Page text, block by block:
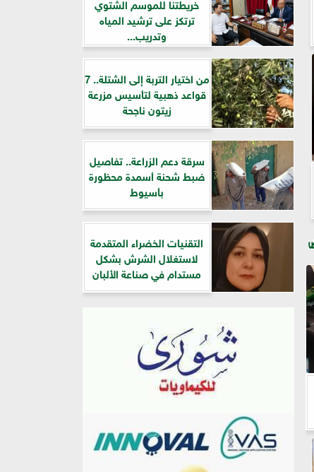
ترتكز على ترشيد المياه
وتدريب...
من اختيار التربة إلى الشتلة.. 7
قواعد ذهبية لتأسيس مزرعة
زيتون ناجحة
سرقة دعم الزراعة.. تفاصيل
ضبط شحنة أسمدة محظورة
بأسيوط
التقنيات الخضراء المتقدمة
لاستغلال الشرش بشكل
مستدام في صناعة الألبان